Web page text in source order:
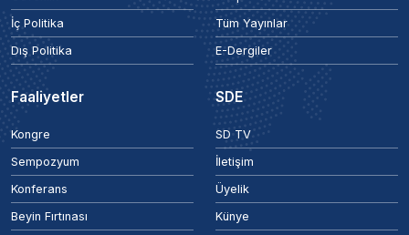
İç Politika
Dış Politika
Tüm Yayınlar
E-Dergiler
Faaliyetler
Kongre
Sempozyum
Konferans
Beyin Fırtınası
SDE
SD TV
İletişim
Üyelik
Künye